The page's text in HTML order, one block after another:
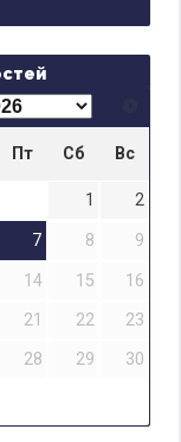
Пт Сб Вс
1
2
7 8
9
14 15
16
21 22
23
28 29
30